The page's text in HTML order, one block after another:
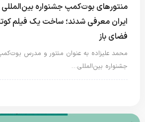
منتورهای بوت‌کمپ جشنواره بین‌المللی
ایران معرفی شدند؛ ساخت یک فیلم
فضای باز
محمد علیزاده به عنوان منتور و مدرس
جشنواره بین‌المللی…